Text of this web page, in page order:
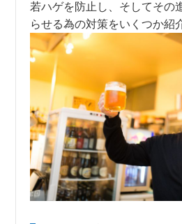
若ハゲを防止し、そしてその
らせる為の対策をいくつか紹